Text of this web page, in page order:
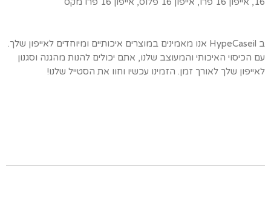
ב HypeCaseil אנו מאמינים במוצרים איכותיים ומיוחדים לאייפון שלך.
עם הכיסוי האיכותי והמעוצב שלנו, אתם יכולים להנות מהגנה וסגנון
לאייפון שלך לאורך זמן. הזמינו עכשיו וחוו את הסטייל שלנו!